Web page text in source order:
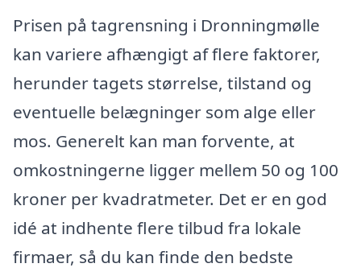
Prisen på tagrensning i Dronningmølle
kan variere afhængigt af flere faktorer,
herunder tagets størrelse, tilstand og
eventuelle belægninger som alge eller
mos. Generelt kan man forvente, at
omkostningerne ligger mellem 50 og 100
kroner per kvadratmeter. Det er en god
idé at indhente flere tilbud fra lokale
firmaer, så du kan finde den bedste